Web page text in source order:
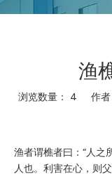
渔
浏览数量： 4 作者
渔者谓樵者曰：“人之
人也。利害在心，则